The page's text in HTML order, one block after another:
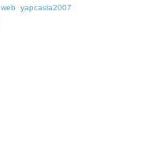
web
yapcasia2007